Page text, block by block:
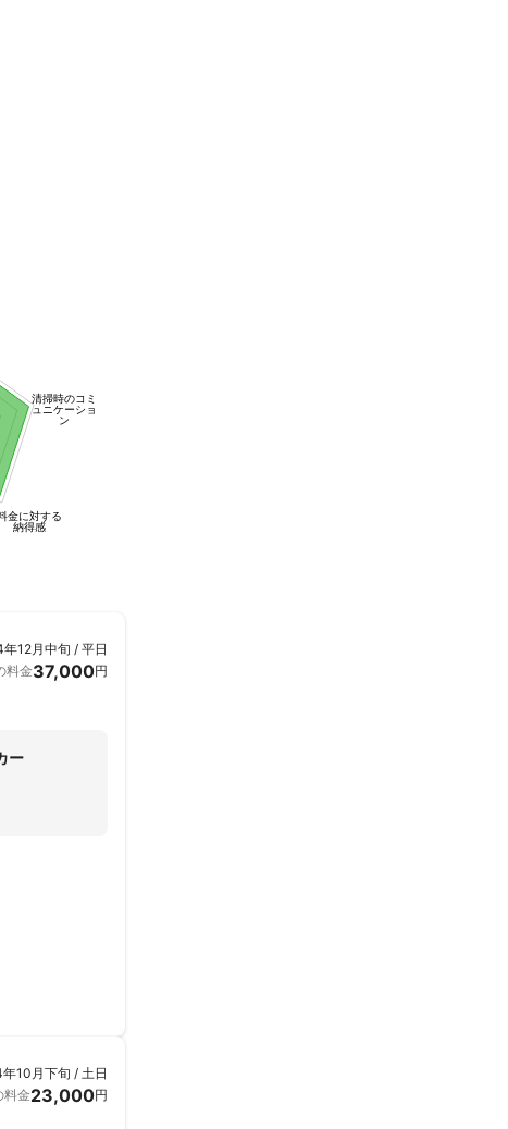
清掃時のコミ
ュニケーショ
ン
金に対する
納得感
12月中旬 / 平日
料金37,000円
ー
10月下旬 / 土日
料金23,000円